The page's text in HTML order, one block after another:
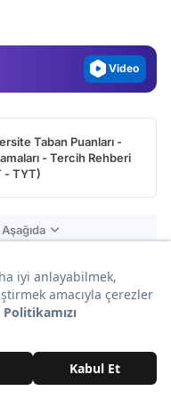
Video
Taban Puanları -
- Tercih Rehberi
- TYT)
Reklam